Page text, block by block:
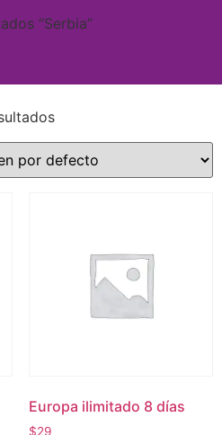
“Serbia”
Europa ilimitado 8 días
$29